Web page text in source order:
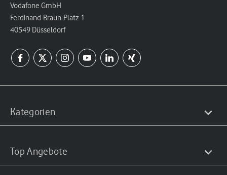
Vodafone GmbH
Ferdinand-Braun-Platz 1
40549 Düsseldorf
Kategorien
Top Angebote